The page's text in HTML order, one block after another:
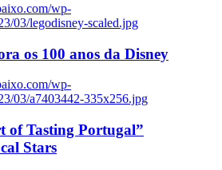
wp-
03/legodisney-scaled.jpg
os 100 anos da Disney
wp-
03/a7403442-335x256.jpg
of Tasting Portugal”
Stars